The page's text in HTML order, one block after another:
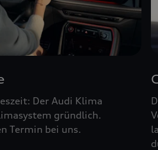
Der Audi Klima
gründlich.
Termin bei uns.